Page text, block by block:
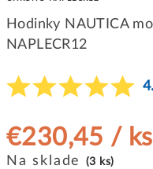
Hodinky NAUTICA
NAPLECR12
€230,45 / ks
Jednotková
Na sklade
(3 ks)